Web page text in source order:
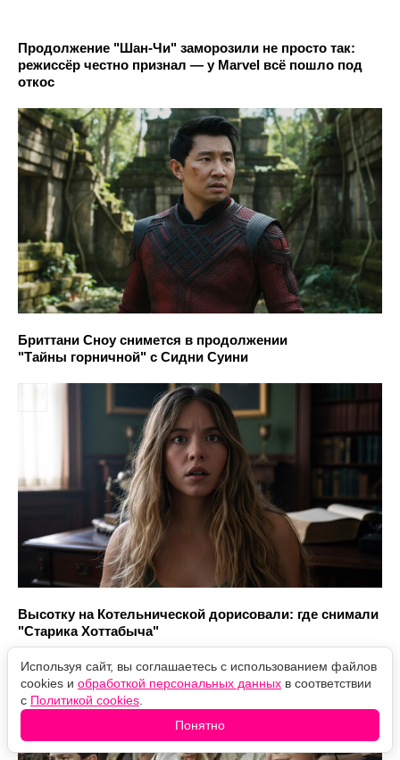
Продолжение "Шан-Чи" заморозили не просто так:
режиссёр честно признал — у Marvel всё пошло под
откос
Бриттани Сноу снимется в продолжении
"Тайны горничной" с Сидни Суини
Высотку на Котельнической дорисовали: где снимали
"Старика Хоттабыча"
Используя сайт, вы соглашаетесь с использованием файлов
cookies и обработкой персональных данных в соответствии
с Политикой cookies
Понятно